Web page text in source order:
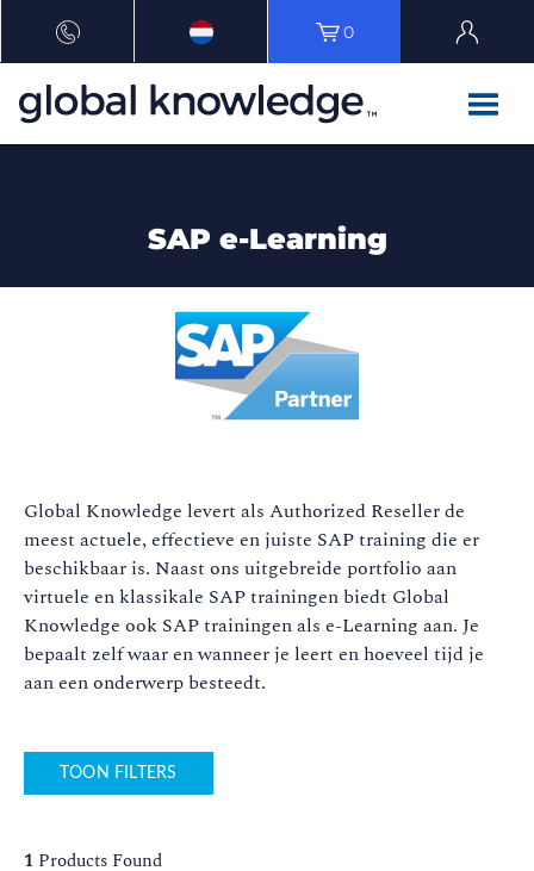
0
SAP e-Learning
Global Knowledge levert als Authorized Reseller de
meest actuele, effectieve en juiste SAP training die er
beschikbaar is. Naast ons uitgebreide portfolio aan
virtuele en klassikale SAP trainingen biedt Global
Knowledge ook SAP trainingen als e-Learning aan. Je
bepaalt zelf waar en wanneer je leert en hoeveel tijd je
aan een onderwerp besteedt.
TOON FILTERS
1 Products Found